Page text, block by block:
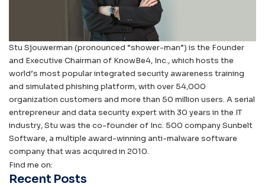
Stu Sjouwerman (pronounced “shower-man”) is the Founder
and Executive Chairman of KnowBe4, Inc., which hosts the
world’s most popular integrated security awareness training
and simulated phishing platform, with over 54,000
organization customers and more than 50 million users. A serial
entrepreneur and data security expert with 30 years in the IT
industry, Stu was the co-founder of Inc. 500 company Sunbelt
Software, a multiple award-winning anti-malware software
company that was acquired in 2010.
Find me on:
Recent Posts